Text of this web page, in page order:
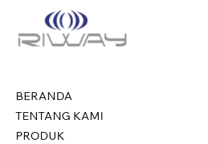
BERANDA
TENTANG KAMI
PRODUK